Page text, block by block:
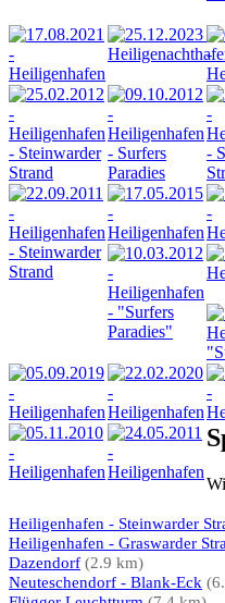
Heiligenhafen - Steinwarder
Heiligenhafen - Graswarder
Dazendorf (2.9 km)
Neuteschendorf - Blank-Eck